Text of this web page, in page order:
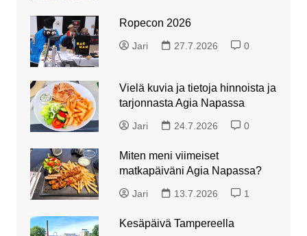
Ropecon 2026
Jari 27.7.2026 0
Vielä kuvia ja tietoja hinnoista ja
tarjonnasta Agia Napassa
Jari 24.7.2026 0
Miten meni viimeiset
matkapäiväni Agia Napassa?
Jari 13.7.2026 1
Kesäpäivä Tampereella